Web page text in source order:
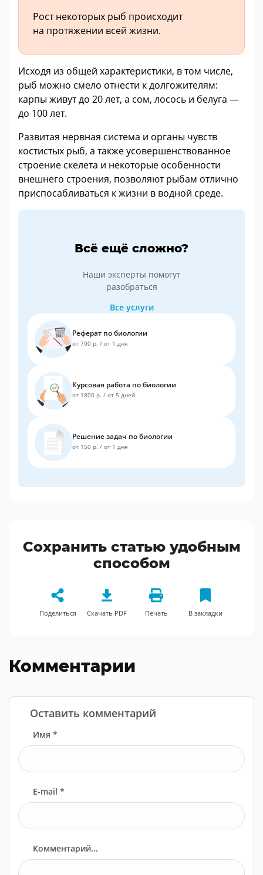
Рост некоторых рыб происходит
на протяжении всей жизни.
Исходя из общей характеристики, в том числе,
рыб можно смело отнести к долгожителям:
карпы живут до 20 лет, а сом, лосось и белуга —
до 100 лет.
Развитая нервная система и органы чувств
костистых рыб, а также усовершенствованное
строение скелета и некоторые особенности
внешнего строения, позволяют рыбам отлично
приспосабливаться к жизни в водной среде.
Всё ещё сложно?
Наши эксперты помогут
разобраться
Все услуги
Реферат по биологии
от 700 р. / от 1 дня
Курсовая работа по биологии
от 1800 р. / от 5 дней
Решение задач по биологии
от 150 р. / от 1 дня
Сохранить статью удобным
способом
Поделиться Скачать PDF Печать В закладки
Комментарии
Оставить комментарий
Имя *
E-mail *
Комментарий...